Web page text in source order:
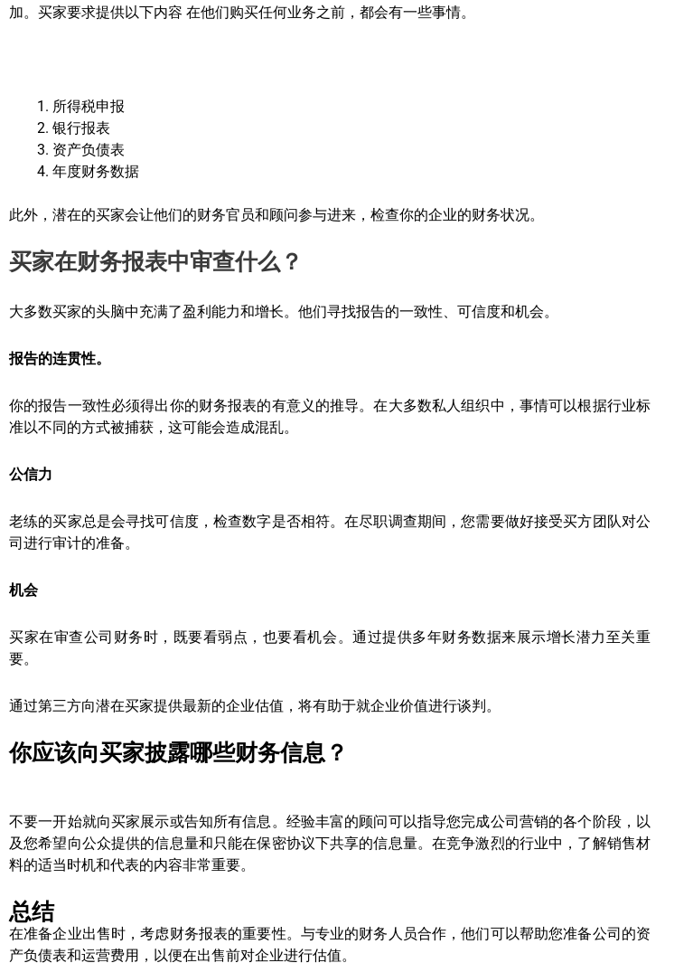
加。买家要求提供以下内容 在他们购买任何业务之前，都会有一些事情。
所得税申报
银行报表
资产负债表
年度财务数据
此外，潜在的买家会让他们的财务官员和顾问参与进来，检查你的企业的财务状况。
买家在财务报表中审查什么？
大多数买家的头脑中充满了盈利能力和增长。他们寻找报告的一致性、可信度和机会。
报告的连贯性。
你的报告一致性必须得出你的财务报表的有意义的推导。在大多数私人组织中，事情可以根据行业标
准以不同的方式被捕获，这可能会造成混乱。
公信力
老练的买家总是会寻找可信度，检查数字是否相符。在尽职调查期间，您需要做好接受买方团队对公
司进行审计的准备。
机会
买家在审查公司财务时，既要看弱点，也要看机会。通过提供多年财务数据来展示增长潜力至关重
要。
通过第三方向潜在买家提供最新的企业估值，将有助于就企业价值进行谈判。
你应该向买家披露哪些财务信息？
不要一开始就向买家展示或告知所有信息。经验丰富的顾问可以指导您完成公司营销的各个阶段，以
及您希望向公众提供的信息量和只能在保密协议下共享的信息量。在竞争激烈的行业中，了解销售材
料的适当时机和代表的内容非常重要。
总结
在准备企业出售时，考虑财务报表的重要性。与专业的财务人员合作，他们可以帮助您准备公司的资
产负债表和运营费用，以便在出售前对企业进行估值。